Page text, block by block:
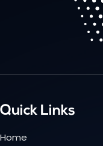
Quick Links
Home